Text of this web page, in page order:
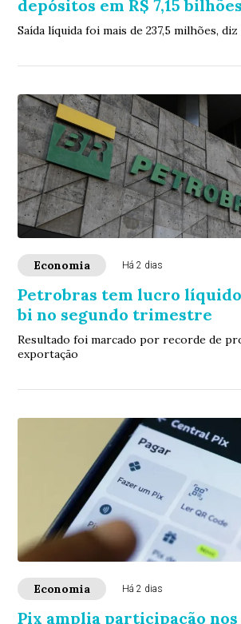
depósitos em R$ 7,15
Saída líquida foi mais de 237,5 milhões,
Economia Há 2 dias
Petrobras tem lucro líquido
bi no segundo trimestre
Resultado foi marcado por recorde de
exportação
Economia Há 2 dias
Pix amplia participação nos